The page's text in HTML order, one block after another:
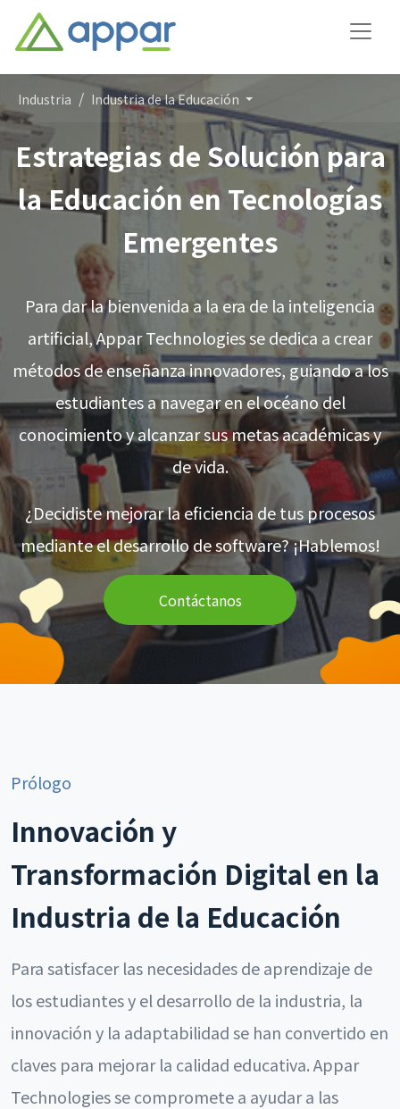
Industria Industria de la Educación
Estrategias de Solución para
la Educación en Tecnologías
Emergentes
Para dar la bienvenida a la era de la inteligencia
artificial, Appar Technologies se dedica a crear
métodos de enseñanza innovadores, guiando a los
estudiantes a navegar en el océano del
conocimiento y alcanzar sus metas académicas y
de vida.
¿Decidiste mejorar la eficiencia de tus procesos
mediante el desarrollo de software? ¡Hablemos!
Contáctanos
Prólogo
Innovación y
Transformación Digital en la
Industria de la Educación
Para satisfacer las necesidades de aprendizaje de
los estudiantes y el desarrollo de la industria, la
innovación y la adaptabilidad se han convertido en
claves para mejorar la calidad educativa. Appar
Technologies se compromete a ayudar a las